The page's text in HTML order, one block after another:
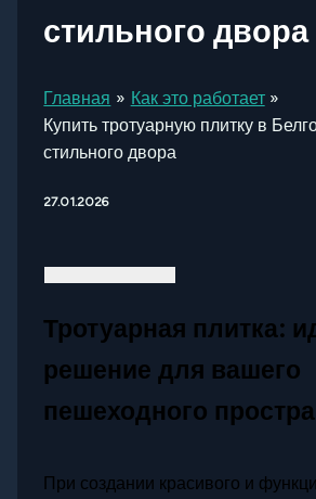
стильного двора
Главная
Как это работает
Купить тротуарную плитку в
стильного двора
27.01.2026
Тротуарная плитка:
решение для вашего
пешеходного
При создании красивого и